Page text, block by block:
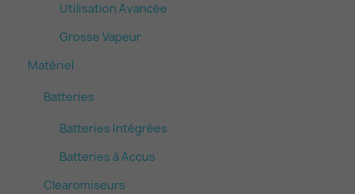
Utilisation Avancée
Grosse Vapeur
Matériel
Batteries
Batteries Intégrées
Batteries à Accus
Clearomiseurs